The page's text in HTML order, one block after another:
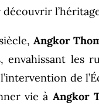
Angkor
les
de
vie à Angkor